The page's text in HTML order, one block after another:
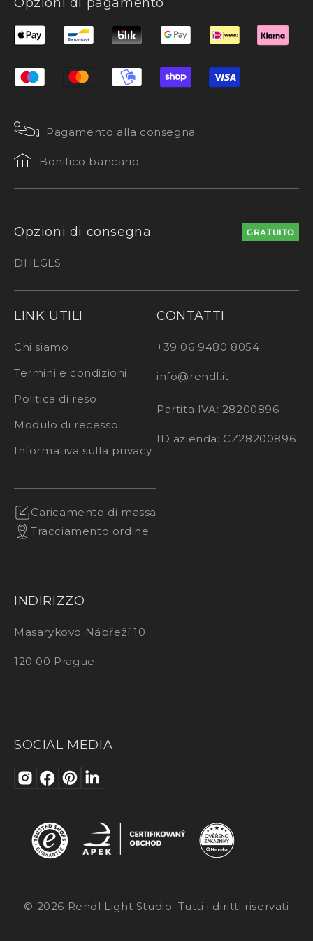
Pagamento alla consegna
Bonifico bancario
Opzioni di consegna GRATUITO
DHLGLS
LINK UTILI
Chi siamo
Termini e condizioni
Politica di reso
Modulo di recesso
Informativa sulla privacy
Caricamento di massa
Tracciamento ordine
CONTATTI
+39 06 9480 8054
info@rendl.it
Partita IVA: 28200896
ID azienda: CZ28200896
INDIRIZZO
Masarykovo Nábřeží 10
120 00 Prague
SOCIAL MEDIA
© 2026 Rendl Light Studio. Tutti i diritti riservati